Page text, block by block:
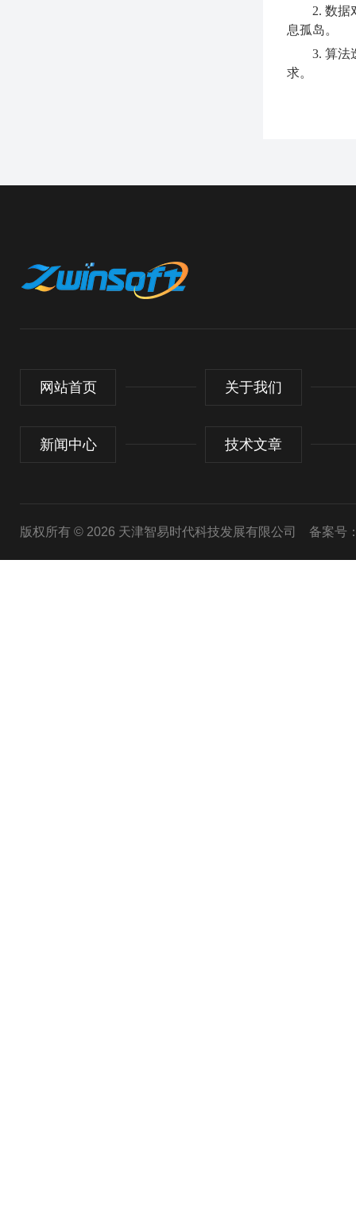
2. 数据
息孤岛。
3. 算法
求。
网站首页 关于我们
新闻中心 技术文章
版权所有 © 2026 天津智易时代科技发展有限公司 备案号